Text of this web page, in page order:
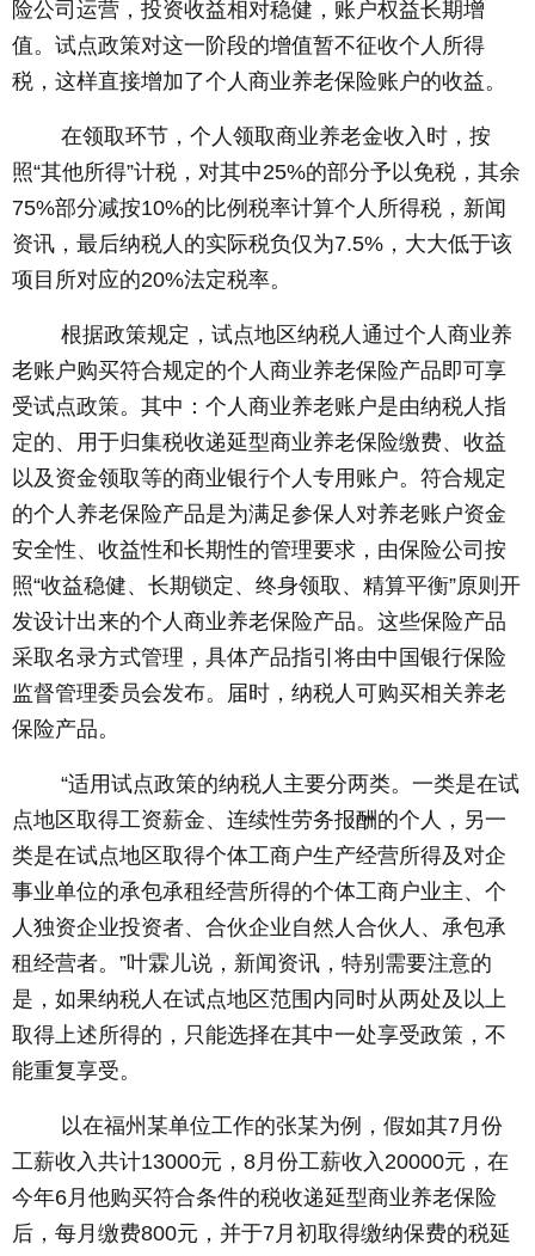
险公司运营，投资收益相对稳健，账户权益长期增
值。试点政策对这一阶段的增值暂不征收个人所得
税，这样直接增加了个人商业养老保险账户的收益。
在领取环节，个人领取商业养老金收入时，按
照“其他所得”计税，对其中25%的部分予以免税，其余
75%部分减按10%的比例税率计算个人所得税，新闻
资讯，最后纳税人的实际税负仅为7.5%，大大低于该
项目所对应的20%法定税率。
根据政策规定，试点地区纳税人通过个人商业养
老账户购买符合规定的个人商业养老保险产品即可享
受试点政策。其中：个人商业养老账户是由纳税人指
定的、用于归集税收递延型商业养老保险缴费、收益
以及资金领取等的商业银行个人专用账户。符合规定
的个人养老保险产品是为满足参保人对养老账户资金
安全性、收益性和长期性的管理要求，由保险公司按
照“收益稳健、长期锁定、终身领取、精算平衡”原则开
发设计出来的个人商业养老保险产品。这些保险产品
采取名录方式管理，具体产品指引将由中国银行保险
监督管理委员会发布。届时，纳税人可购买相关养老
保险产品。
“适用试点政策的纳税人主要分两类。一类是在试
点地区取得工资薪金、连续性劳务报酬的个人，另一
类是在试点地区取得个体工商户生产经营所得及对企
事业单位的承包承租经营所得的个体工商户业主、个
人独资企业投资者、合伙企业自然人合伙人、承包承
租经营者。”叶霖儿说，新闻资讯，特别需要注意的
是，如果纳税人在试点地区范围内同时从两处及以上
取得上述所得的，只能选择在其中一处享受政策，不
能重复享受。
以在福州某单位工作的张某为例，假如其7月份
工薪收入共计13000元，8月份工薪收入20000元，在
今年6月他购买符合条件的税收递延型商业养老保险
后，每月缴费800元，并于7月初取得缴纳保费的税延